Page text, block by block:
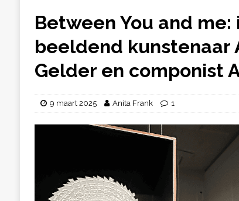
Between You and
beeldend kunstenaar
Gelder en componist
9 maart 2025 Anita Frank 1